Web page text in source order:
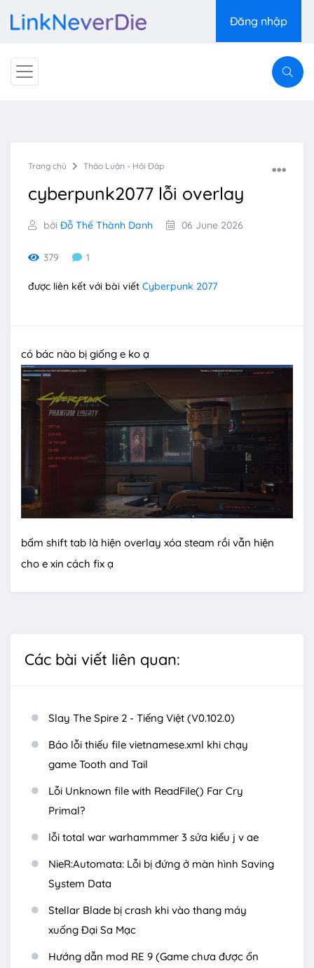
Đăng nhập
Trang chủ Thảo Luận - Hỏi Đáp
cyberpunk2077 lỗi overlay
bởi Đỗ Thế Thành Danh 06 June 2026
379 1
được liên kết với bài viết Cyberpunk 2077
có bác nào bị giống e ko ạ
bấm shift tab là hiện overlay xóa steam rồi vẫn hiện
cho e xin cách fix ạ
Các bài viết liên quan:
Slay The Spire 2 - Tiếng Việt (V0.102.0)
Báo lỗi thiếu file vietnamese.xml khi chạy
game Tooth and Tail
Lỗi Unknown file with ReadFile() Far Cry
Primal?
lỗi total war warhammmer 3 sửa kiểu j v ae
NieR:Automata: Lỗi bị đứng ở màn hình Saving
System Data
Stellar Blade bị crash khi vào thang máy
xuống Đại Sa Mạc
Hướng dẫn mod RE 9 (Game chưa được ổn